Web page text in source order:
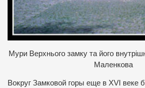
Мури Верхнього замку та його
Маленкова
Вокруг Замковой горы еще в XVI веке